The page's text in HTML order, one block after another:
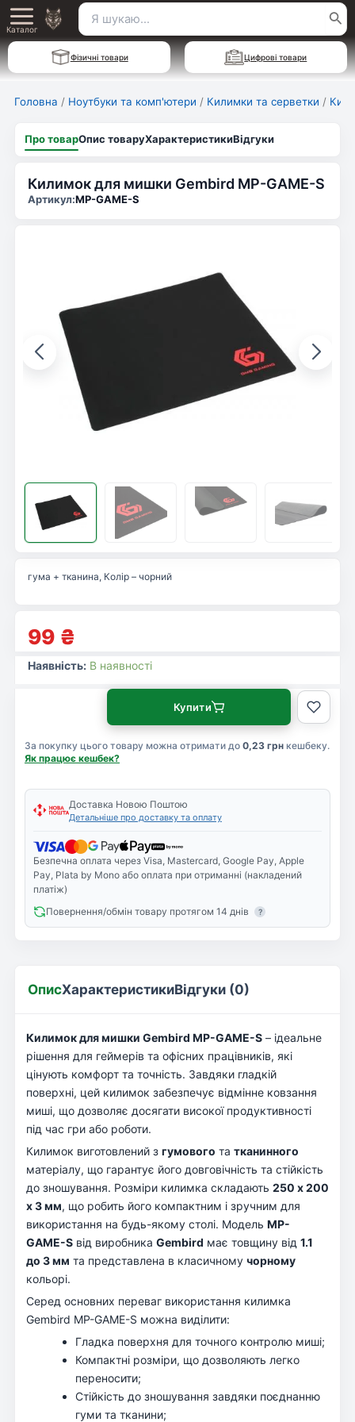
Перейти
до
вмісту
Main
Menu
Каталог
Пошук
для:
Фізичні товари Цифрові товари
Головна / Ноутбуки та комп'ютери / Килимки та серветки /
Про товарОпис товаруХарактеристикиВідгуки
Килимок для мишки Gembird MP-GAME-S
Артикул:MP-GAME-S
99 ₴
гума + тканина, Колір – чорний
Наявність: В наявності
За покупку цього товару можна отримати до 0,23 грн кешбеку.
Як працює кешбек?
Купити
Доставка Новою Поштою
Детальніше про доставку та оплату
Безпечна оплата через Visa, Mastercard, Google Pay, Apple
Pay, Plata by Mono або оплата при отриманні (накладений
платіж)
Повернення/обмін товару протягом 14 днів
?
ОписХарактеристикиВідгуки (0)
Килимок для мишки Gembird MP-GAME-S – ідеальне
рішення для геймерів та офісних працівників, які
цінують комфорт та точність. Завдяки гладкій
поверхні, цей килимок забезпечує відмінне ковзання
миші, що дозволяє досягати високої продуктивності
під час гри або роботи.
Килимок виготовлений з гумового та тканинного
матеріалу, що гарантує його довговічність та стійкість
до зношування. Розміри килимка складають 250 x 200
x 3 мм, що робить його компактним і зручним для
використання на будь-якому столі. Модель MP-
GAME-S від виробника Gembird має товщину від 1.1
до 3 мм та представлена в класичному чорному
кольорі.
Серед основних переваг використання килимка
Gembird MP-GAME-S можна виділити:
Гладка поверхня для точного контролю миші;
Компактні розміри, що дозволяють легко
переносити;
Стійкість до зношування завдяки поєднанню
гуми та тканини;